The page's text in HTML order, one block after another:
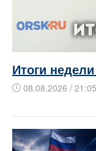
Итоги
08.08.2026 / 21:05